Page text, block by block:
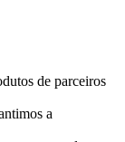
de parceiros
a